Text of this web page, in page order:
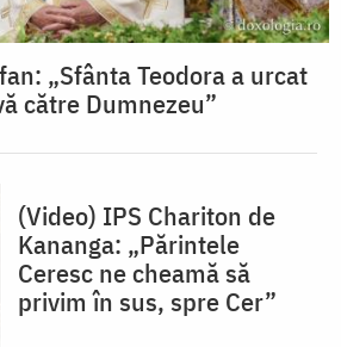
„Sfânta Teodora a urcat
către Dumnezeu”
(Video) IPS Chariton de
Kananga: „Părintele
Ceresc ne cheamă să
privim în sus, spre Cer”